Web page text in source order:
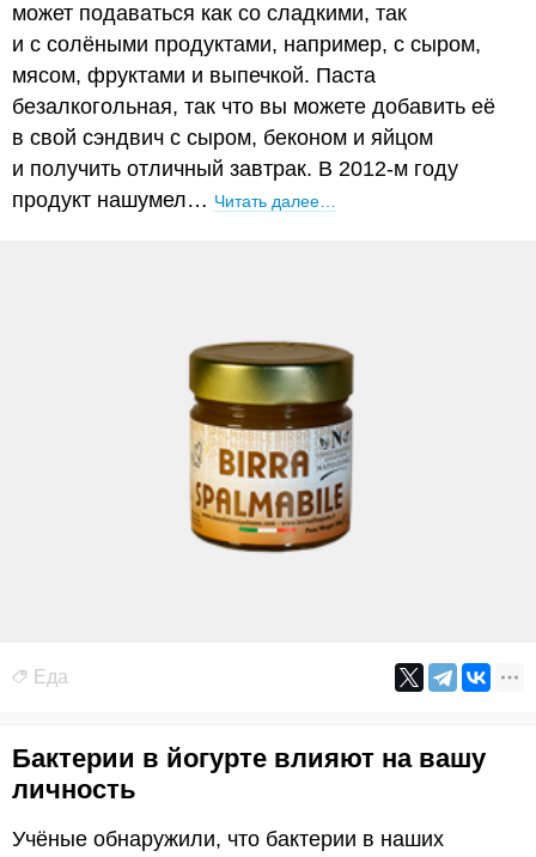
может подаваться как со сладкими, так
и с солёными продуктами, например, с сыром,
мясом, фруктами и выпечкой. Паста
безалкогольная, так что вы можете добавить её
в свой сэндвич с сыром, беконом и яйцом
и получить отличный завтрак. В 2012-м году
продукт нашумел… Читать далее…
Еда
Бактерии в йогурте влияют на вашу
личность
Учёные обнаружили, что бактерии в наших